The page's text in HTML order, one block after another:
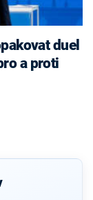
a proti